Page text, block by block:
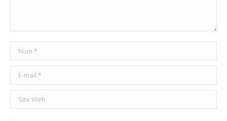
Nom *
E-mail *
Site Web